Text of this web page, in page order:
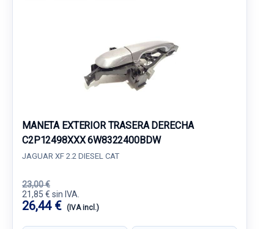
MANETA EXTERIOR TRASERA DERECHA
C2P12498XXX 6W8322400BDW
JAGUAR XF 2.2 DIESEL CAT
23,00 €
21,85 € sin IVA.
26,44 € (IVA incl.)